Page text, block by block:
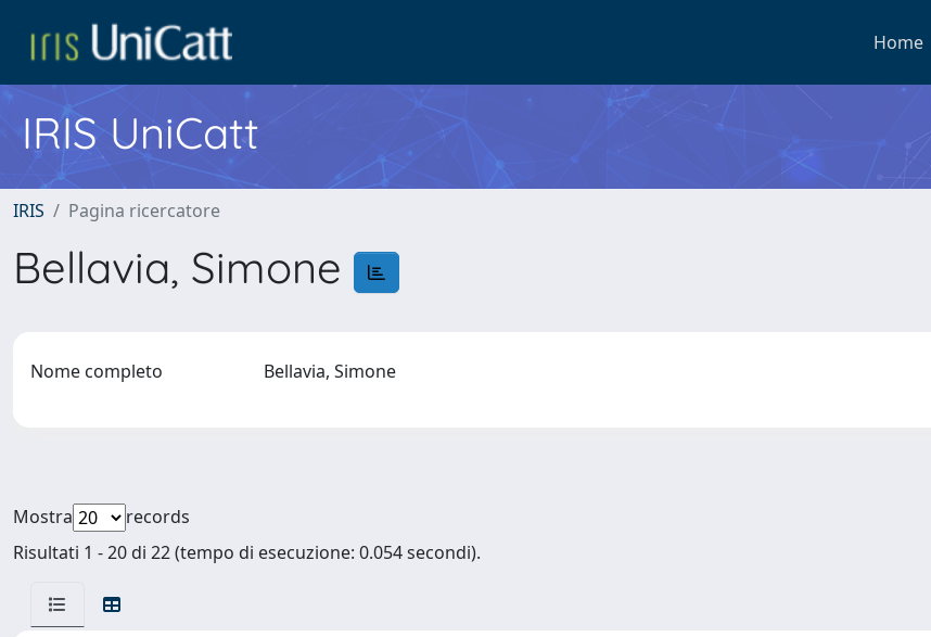
Home
IRIS UniCatt
IRIS Pagina ricercatore
Bellavia, Simone
Nome completo Bellavia, Simone
Mostra
records
Risultati 1 - 20 di 22 (tempo di esecuzione: 0.054 secondi).